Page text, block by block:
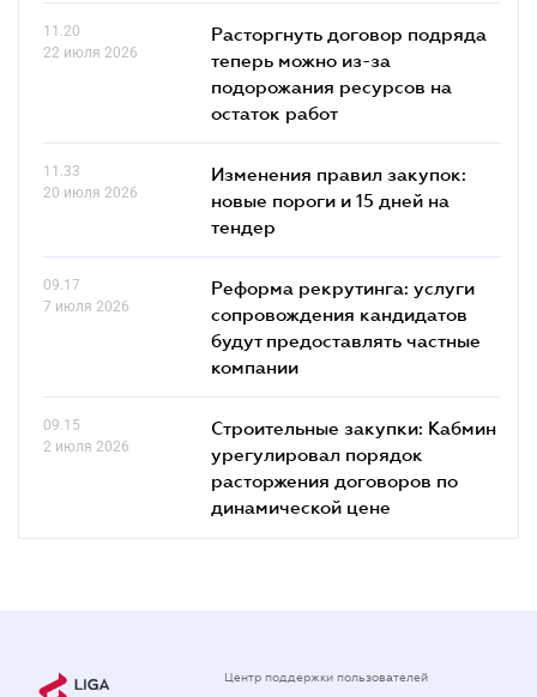
11.20
22 июля 2026
Расторгнуть договор подряда
теперь можно из-за
подорожания ресурсов на
остаток работ
11.33
20 июля 2026
Изменения правил закупок:
новые пороги и 15 дней на
тендер
09.17
7 июля 2026
Реформа рекрутинга: услуги
сопровождения кандидатов
будут предоставлять частные
компании
09.15
2 июля 2026
Строительные закупки: Кабмин
урегулировал порядок
расторжения договоров по
динамической цене
Центр поддержки пользователей